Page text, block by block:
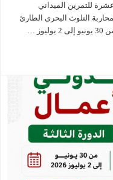
للتمرين الميداني
التلوث البحري الطارئ